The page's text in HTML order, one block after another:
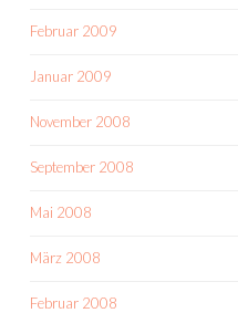
Februar 2009
Januar 2009
November 2008
September 2008
Mai 2008
März 2008
Februar 2008